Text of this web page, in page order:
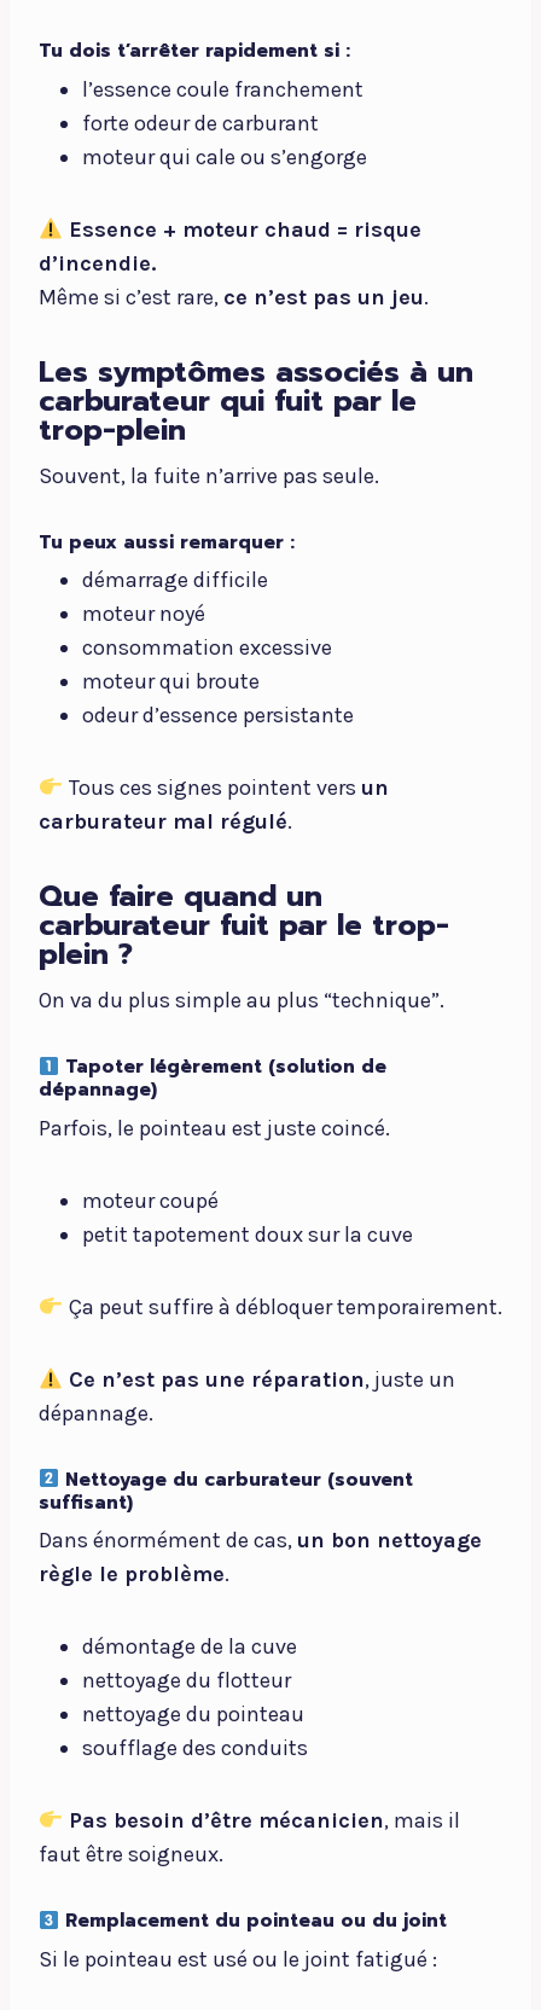
Tu dois t’arrêter rapidement si :
l’essence coule franchement
forte odeur de carburant
moteur qui cale ou s’engorge
Essence + moteur chaud = risque
d’incendie.
Même si c’est rare, ce n’est pas un jeu.
Les symptômes associés à un
carburateur qui fuit par le
trop-plein
Souvent, la fuite n’arrive pas seule.
Tu peux aussi remarquer :
démarrage difficile
moteur noyé
consommation excessive
moteur qui broute
odeur d’essence persistante
Tous ces signes pointent vers un
carburateur mal régulé.
Que faire quand un
carburateur fuit par le trop-
plein ?
On va du plus simple au plus “technique”.
Tapoter légèrement (solution de
dépannage)
Parfois, le pointeau est juste coincé.
moteur coupé
petit tapotement doux sur la cuve
Ça peut suffire à débloquer temporairement.
Ce n’est pas une réparation, juste un
dépannage.
Nettoyage du carburateur (souvent
suffisant)
Dans énormément de cas, un bon nettoyage
règle le problème.
démontage de la cuve
nettoyage du flotteur
nettoyage du pointeau
soufflage des conduits
Pas besoin d’être mécanicien, mais il
faut être soigneux.
Remplacement du pointeau ou du joint
Si le pointeau est usé ou le joint fatigué :